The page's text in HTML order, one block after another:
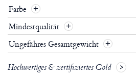
Farbe
Mindestqualität
Ungefähres Gesamtgewicht
Hochwertiges & zertifiziertes Gold